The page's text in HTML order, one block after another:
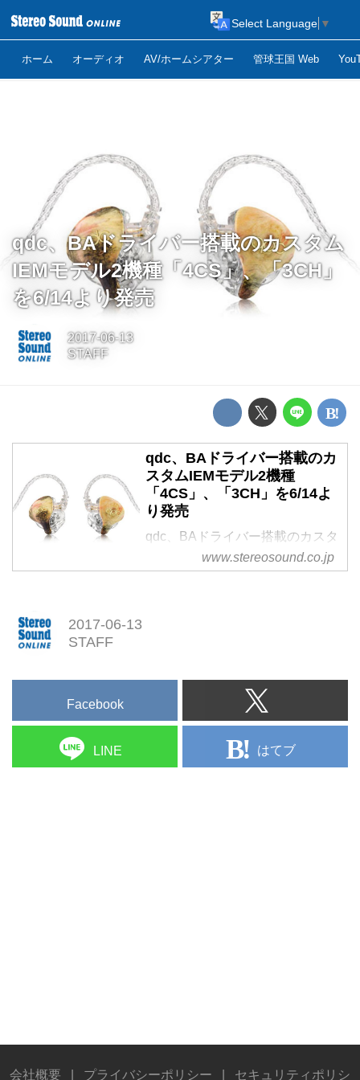
ホーム オーディオ AV/ホームシアター 管球王国 Web
Select Language ▼
qdc、BAドライバー搭載のカスタム
IEMモデル2機種「4CS」、「3CH」
を6/14より発売
2017-06-13
STAFF
qdc、BAドライバー搭載のカ
スタムIEMモデル2機種
「4CS」、「3CH」を6/14よ
り発売
qdc、BAドライバー搭載のカスタ
ムIEMモデル2機種
「4CS」、「3CH」を6/14より発
www.stereosound.co.jp
2017-06-13
STAFF
Facebook
LINE はてブ
会社概要 プライバシーポリシー セキュリティポリシ